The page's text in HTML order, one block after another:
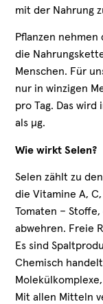
mit der Nahrung
Pflanzen nehmen
die
Menschen. Für
nur in winzigen
pro Tag. Das
als µg.
Wie wirkt Selen?
Selen zählt zu
die Vitamine A,
Tomaten –
abwehren. Freie
Es sind
Chemisch
Mit allen Mitteln